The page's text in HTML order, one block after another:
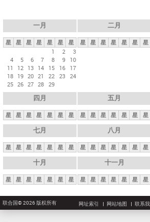
一月
星 星 星 星 星 星
星
1
2
3
4
5 6 7 8 9
10
11
12 13 14 15 16
17
18 19 20 21 22 23 24
25 26 27 28 29
二月
星 星 星 星 星 星 星
四月
星 星 星 星 星 星 星
五月
星 星 星 星 星 星 星
七月
星 星 星 星 星 星 星
八月
星 星 星 星 星 星 星
十月
星 星 星 星 星 星 星
十一月
星 星 星 星 星 星 星
联合国© 2026 版权所有 网址索引 网站地图 联系